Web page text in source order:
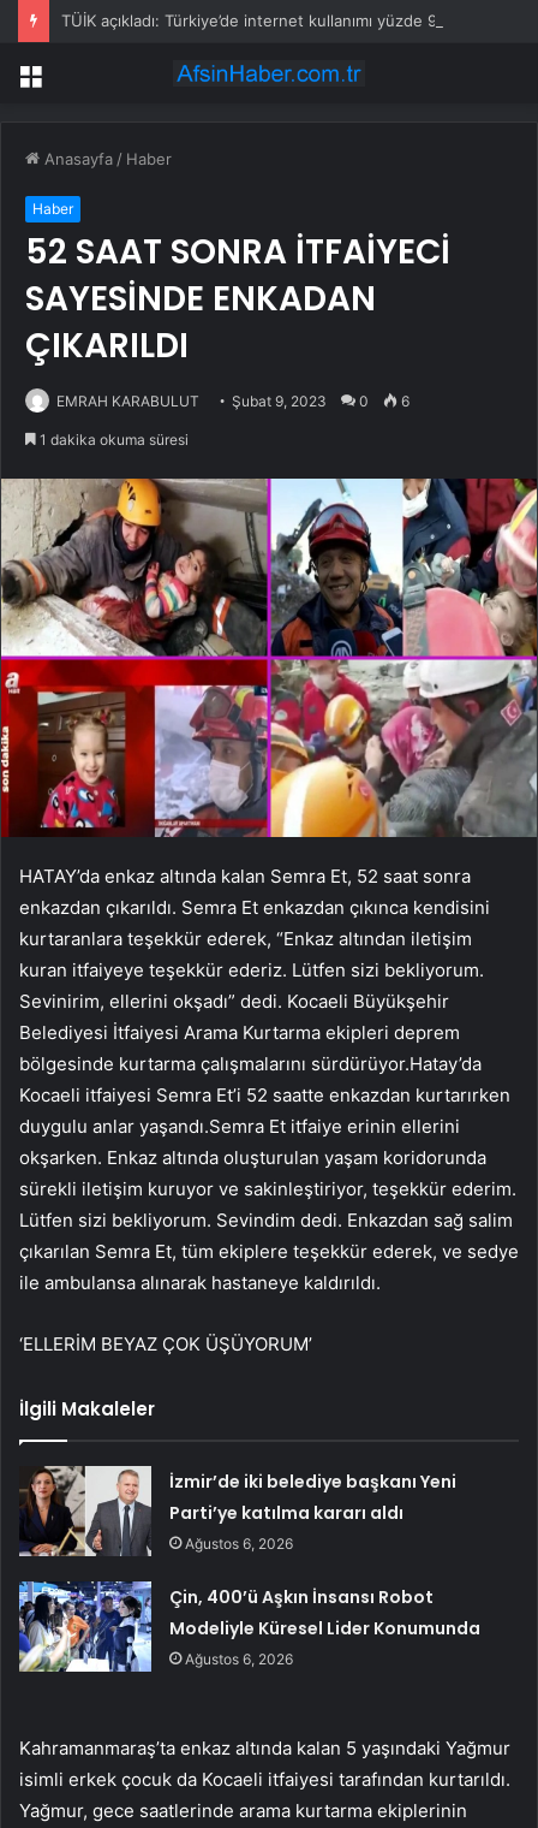
Menü
Anasayfa / Haber
Haber
52 SAAT SONRA İTFAİYECİ
SAYESİNDE ENKADAN
ÇIKARILDI
EMRAH KARABULUT Şubat 9, 2023 0 6
1 dakika okuma süresi
HATAY’da enkaz altında kalan Semra Et, 52 saat sonra
enkazdan çıkarıldı. Semra Et enkazdan çıkınca kendisini
kurtaranlara teşekkür ederek, “Enkaz altından iletişim
kuran itfaiyeye teşekkür ederiz. Lütfen sizi bekliyorum.
Sevinirim, ellerini okşadı” dedi. Kocaeli Büyükşehir
Belediyesi İtfaiyesi Arama Kurtarma ekipleri deprem
bölgesinde kurtarma çalışmalarını sürdürüyor.Hatay’da
Kocaeli itfaiyesi Semra Et’i 52 saatte enkazdan kurtarırken
duygulu anlar yaşandı.Semra Et itfaiye erinin ellerini
okşarken. Enkaz altında oluşturulan yaşam koridorunda
sürekli iletişim kuruyor ve sakinleştiriyor, teşekkür ederim.
Lütfen sizi bekliyorum. Sevindim dedi. Enkazdan sağ salim
çıkarılan Semra Et, tüm ekiplere teşekkür ederek, ve sedye
ile ambulansa alınarak hastaneye kaldırıldı.
‘ELLERİM BEYAZ ÇOK ÜŞÜYORUM’
İlgili Makaleler
İzmir’de iki belediye başkanı Yeni
Parti’ye katılma kararı aldı
Ağustos 6, 2026
Çin, 400’ü Aşkın İnsansı Robot
Modeliyle Küresel Lider Konumunda
Ağustos 6, 2026
Kahramanmaraş’ta enkaz altında kalan 5 yaşındaki Yağmur
isimli erkek çocuk da Kocaeli itfaiyesi tarafından kurtarıldı.
Yağmur, gece saatlerinde arama kurtarma ekiplerinin